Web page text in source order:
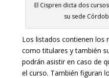
El Cispren dicta dos
su sede
Los listados contienen los
como titulares y también
podrán asistir en caso de
el curso. También figuran